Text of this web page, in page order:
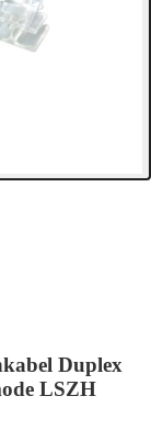
Duplex
LSZH